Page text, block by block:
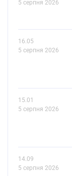
5 серпня 2026
16.05
5 серпня 2026
15.01
5 серпня 2026
14.09
5 серпня 2026